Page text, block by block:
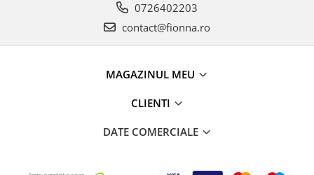
0726402203
contact@fionna.ro
MAGAZINUL MEU
CLIENTI
DATE COMERCIALE